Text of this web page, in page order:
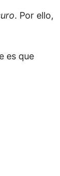
. Por ello,
es que